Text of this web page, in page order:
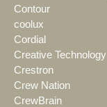
Contour
coolux
Cordial
Creative Technology
Crestron
Crew Nation
CrewBrain